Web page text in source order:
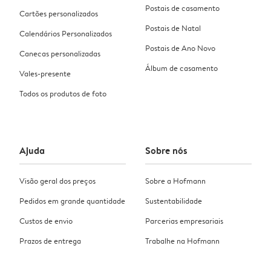
Cartões personalizados
Calendários Personalizados
Canecas personalizadas
Vales-presente
Todos os produtos de foto
Postais de casamento
Postais de Natal
Postais de Ano Novo
Álbum de casamento
Ajuda
Visão geral dos preços
Pedidos em grande quantidade
Custos de envio
Prazos de entrega
Sobre nós
Sobre a Hofmann
Sustentabilidade
Parcerias empresariais
Trabalhe na Hofmann